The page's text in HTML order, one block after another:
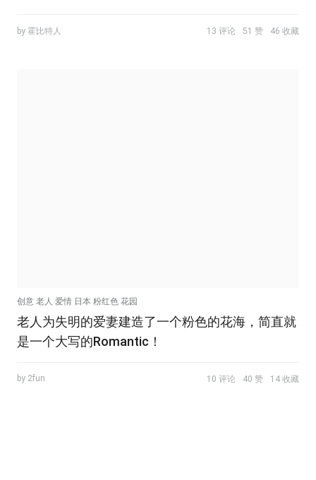
by 霍比特人 13 评论 51 赞 46 收藏
创意 老人 爱情 日本 粉红色 花园
老人为失明的爱妻建造了一个粉色的花海，简直就
是一个大写的Romantic！
by 2fun 10 评论 40 赞 14 收藏